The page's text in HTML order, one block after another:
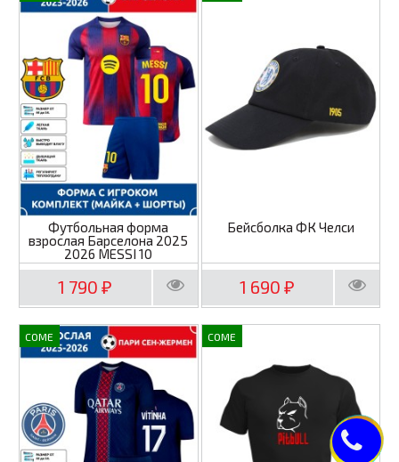
Футбольная форма
взрослая Барселона 2025
2026 MESSI 10
1 790₽
Бейсболка ФК Челси
1 690₽
COME COME